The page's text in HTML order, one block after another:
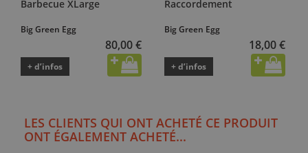
Barbecue XLarge
Big Green Egg
80,00 €
+ d’infos
Raccordement
Big Green Egg
18,00 €
+ d’infos
LES CLIENTS QUI ONT ACHETÉ CE PRODUIT
ONT ÉGALEMENT ACHETÉ...